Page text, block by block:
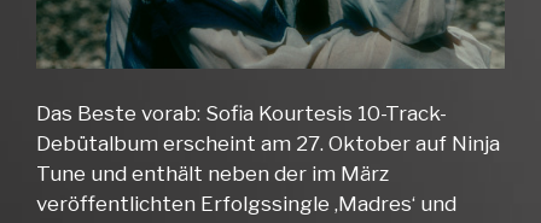
Das Beste vorab: Sofia Kourtesis 10-Track-
Debütalbum erscheint am 27. Oktober auf Ninja
Tune und enthält neben der im März
veröffentlichten Erfolgssingle ‚Madres‘ und